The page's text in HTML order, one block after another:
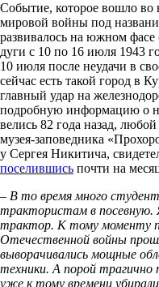
Событие, которое вошло во
мировой войны под
развивалось на южном фасе
дуги с 10 по 16 июля 1943
10 июля после неудачи в
сейчас есть такой город в
главный удар на
подробную информацию о
велись 82 года назад,
музея-заповедника
у Сергея Никитича,
поселившись почти на
– В то время много
трактористам в посевную.
трактор. К тому моменту
Отечественной войны
выворачивались мощные
техники. А порой трагично
уже к тому времени